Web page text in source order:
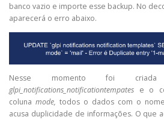
banco vazio e importe esse backup. No
aparecerá o erro abaixo.
Nesse momento foi
glpi_notifications_notificationtempates e o
coluna mode, todos o dados com o nome
acusa duplicidade de informações. O que